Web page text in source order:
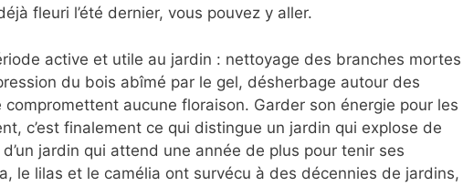
fleuri l’été dernier, vous pouvez y aller.
active et utile au jardin : nettoyage des branches mortes
du bois abîmé par le gel, désherbage autour des
aucune floraison. Garder son énergie pour les
c’est finalement ce qui distingue un jardin qui explose de
jardin qui attend une année de plus pour tenir ses
le lilas et le camélia ont survécu à des décennies de jardins,